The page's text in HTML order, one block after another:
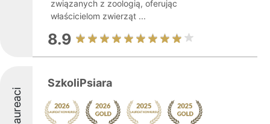
związanych z zoologią, oferując
właścicielom zwierząt ...
8.9
Laureaci
SzkoliPsiara